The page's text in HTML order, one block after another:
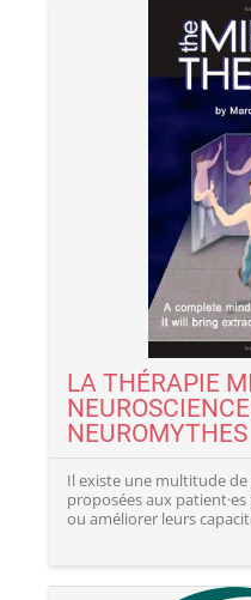
LA THÉRAPIE
NEUROMYTHES
Il existe une multitude
proposées aux
ou améliorer leurs